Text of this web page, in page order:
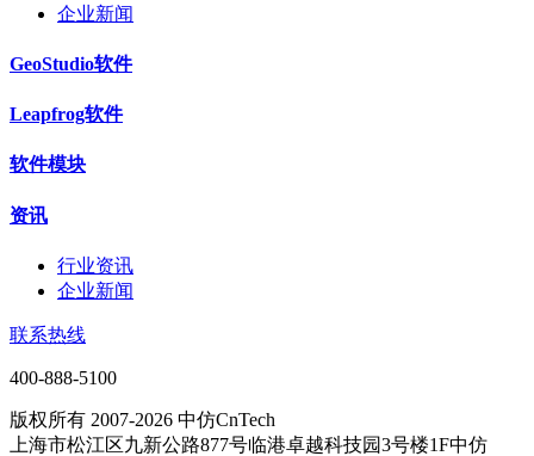
企业新闻
GeoStudio软件
Leapfrog软件
软件模块
资讯
行业资讯
企业新闻
联系热线
400-888-5100
版权所有 2007-2026 中仿CnTech
上海市松江区九新公路877号临港卓越科技园3号楼1F中仿